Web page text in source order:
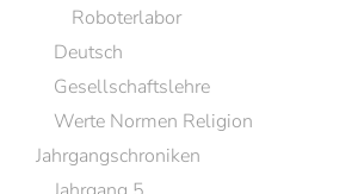
Roboterlabor
Deutsch
Gesellschaftslehre
Werte Normen Religion
Jahrgangschroniken